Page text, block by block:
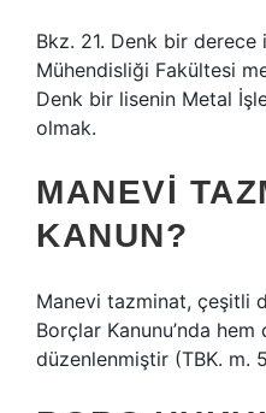
Bkz. 21. Denk bir
Mühendisliği Fakültesi
Denk bir lisenin Metal
olmak.
MANEVI
KANUN?
Manevi tazminat, çeşitli
Borçlar Kanunu’nda hem
düzenlenmiştir (TBK. m.